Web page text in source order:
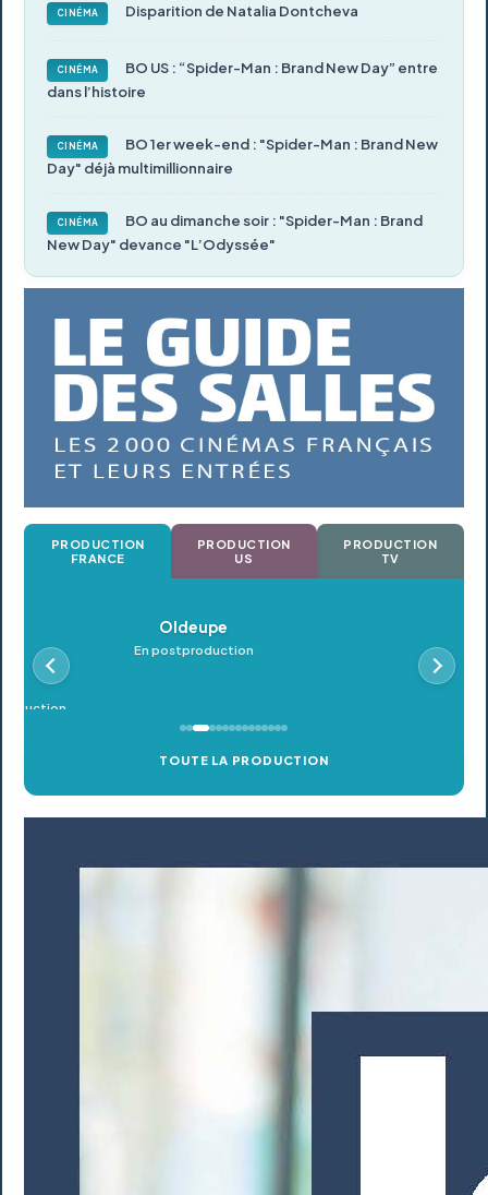
CINÉMA Disparition de Natalia Dontcheva
CINÉMA
BO US : “Spider-Man : Brand New Day” entre
dans l’histoire
CINÉMA
BO 1er week-end : "Spider-Man : Brand New
Day" déjà multimillionnaire
CINÉMA
BO au dimanche soir : "Spider-Man : Brand
New Day" devance "L’Odyssée"
PRODUCTION
FRANCE
PRODUCTION
US
PRODUCTION
TV
Oldeupe
En postproduction
TOUTE LA PRODUCTION